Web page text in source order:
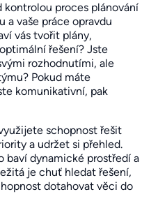
proces plánování
a vaše práce opravdu
vás tvořit plány,
řešení? Jste
rozhodnutími, ale
Pokud máte
komunikativní, pak
schopnost řešit
a udržet si přehled.
baví dynamické prostředí a
je chuť hledat řešení,
dotahovat věci do